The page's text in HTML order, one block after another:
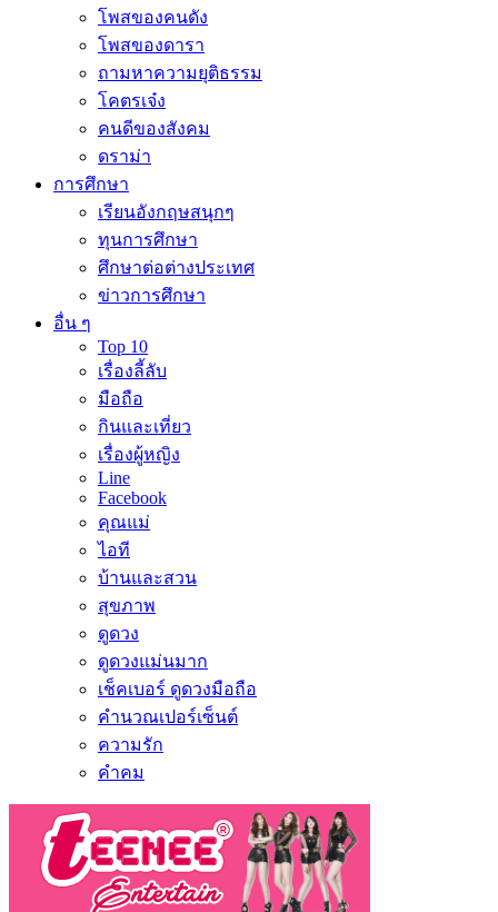
โพสของคนดัง
โพสของดารา
ถามหาความยุติธรรม
โคตรเจ๋ง
คนดีของสังคม
ดราม่า
การศึกษา
เรียนอังกฤษสนุกๆ
ทุนการศึกษา
ศึกษาต่อต่างประเทศ
ข่าวการศึกษา
อื่น ๆ
Top 10
เรื่องลี้ลับ
มือถือ
กินและเที่ยว
เรื่องผู้หญิง
Line
Facebook
คุณแม่
ไอที
บ้านและสวน
สุขภาพ
ดูดวง
ดูดวงแม่นมาก
เช็คเบอร์ ดูดวงมือถือ
คำนวณเปอร์เซ็นต์
ความรัก
คำคม